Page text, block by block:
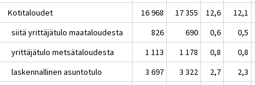
Kotitaloudet
16 968 17 355 12,6 12,1
siitä yrittäjätulo maataloudesta
826 690 0,6 0,5
yrittäjätulo metsätaloudesta
1 113 1 178 0,8 0,8
laskennallinen asuntotulo
3 697 3 322 2,7 2,3